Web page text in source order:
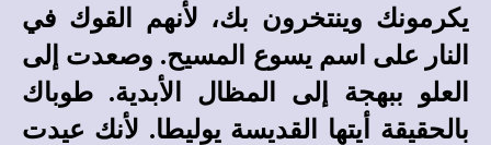
يكرمونك وينتخرون بك، لأنهم القوك في
النار على اسم يسوع المسيح. وصعدت إلى
العلو ببهجة إلى المظال الأبدية. طوباك
بالحقيقة أيتها القديسة يوليطا. لأنك عيدت